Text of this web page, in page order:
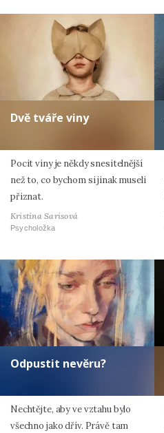
Dvě tváře viny
Pocit viny je někdy snesitelnější
než to, co bychom si jinak museli
přiznat.
Kristina Sarisová
Psycholožka
Odpustit nevěru?
Nechtějte, aby ve vztahu bylo
všechno jako dřív. Právě tam